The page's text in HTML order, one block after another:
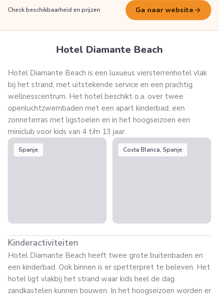
Check beschikbaarheid en prijzen Ga naar website arrow_forward
Hotel Diamante Beach
Hotel Diamante Beach is een luxueus viersterrenhotel vlak
bij het strand, met uitstekende service en een prachtig
wellnesscentrum. Het hotel beschikt o.a. over twee
openluchtzwembaden met een apart kinderbad, een
zonneterras met ligstoelen en in het hoogseizoen een
miniclub voor kids van 4 t/m 13 jaar.
Spanje Costa Blanca, Spanje
Kinderactiviteiten
Hotel Diamante Beach heeft twee grote buitenbaden en
een kinderbad. Ook binnen is er spetterpret te beleven. Het
hotel ligt vlakbij het strand waar kids heel de dag
zandkastelen kunnen bouwen. In het hoogseizoen worden er